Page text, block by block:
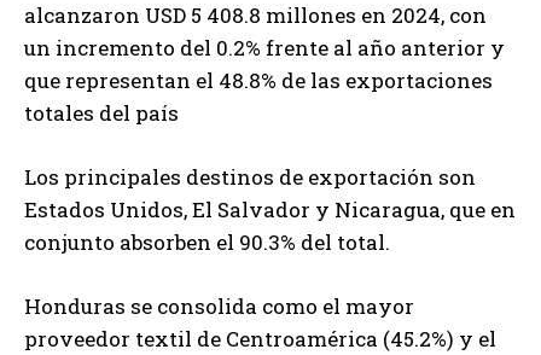
alcanzaron USD 5 408.8 millones en 2024, con
un incremento del 0.2% frente al año anterior y
que representan el 48.8% de las exportaciones
totales del país
Los principales destinos de exportación son
Estados Unidos, El Salvador y Nicaragua, que en
conjunto absorben el 90.3% del total.
Honduras se consolida como el mayor
proveedor textil de Centroamérica (45.2%) y el